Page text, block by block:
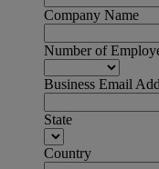
Company Name
Number of
Business Email
State
Country